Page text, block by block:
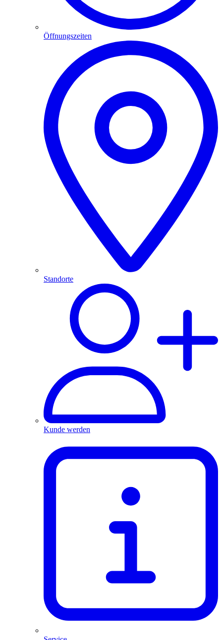
Öffnungszeiten
Standorte
Kunde werden